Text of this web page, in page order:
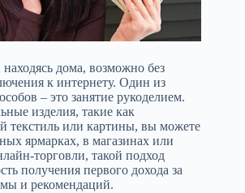
находясь дома, возможно без
к интернету. Один из
– это занятие рукоделием.
изделия, такие как
текстиль или картины, вы можете
ярмарках, в магазинах или
торговли, такой подход
получения первого дохода за
и рекомендаций.